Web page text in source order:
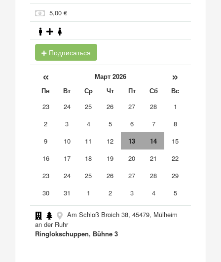
5,00 €
Подписаться
« Март 2026 »
Пн Вт Ср Чт Пт Сб
Вс
23
24 25 26 27 28
1
2
3 4 5 6 7
8
9
10 11 12 13 14
15
16
17 18 19 20 21
22
23
24 25 26 27 28
29
30
31 1 2 3 4 5
Am Schloß Broich 38, 45479, Mülheim
an der Ruhr
Ringlokschuppen, Bühne 3